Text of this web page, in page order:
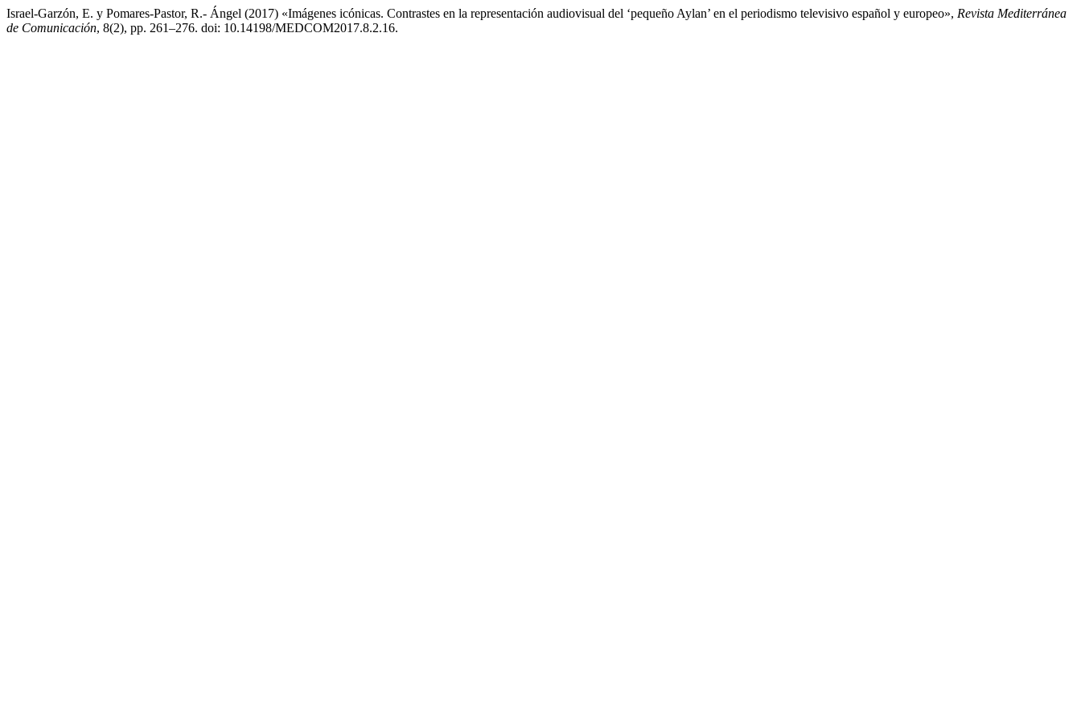
Israel-Garzón, E. y Pomares-Pastor, R.- Ángel (2017) «Imágenes icónicas. Contrastes en la representación audiovisual del ‘pequeño Aylan’ en el periodismo televisivo español y europeo», Revista Mediterránea
de Comunicación, 8(2), pp. 261–276. doi: 10.14198/MEDCOM2017.8.2.16.